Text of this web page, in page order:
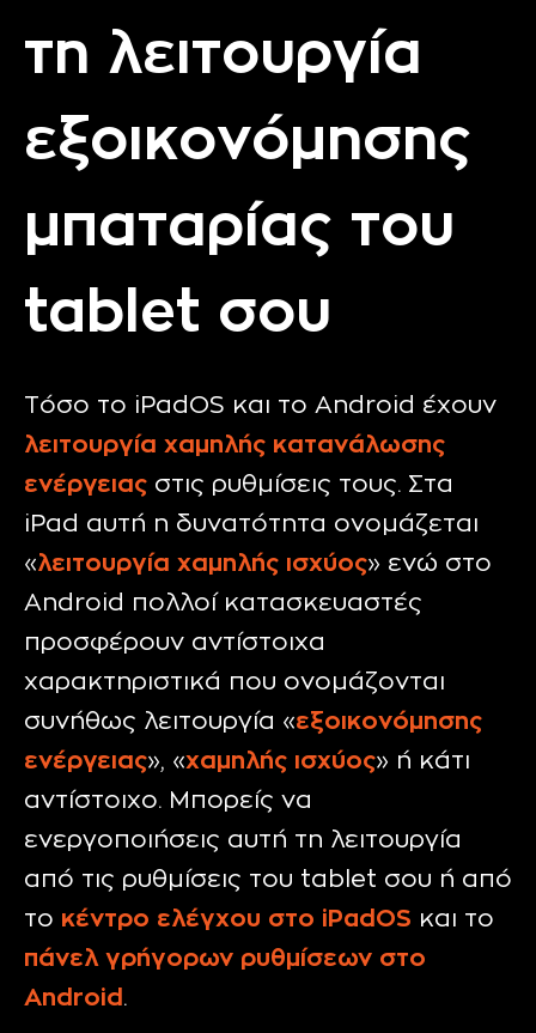
τη λειτουργία
εξοικονόμησης
μπαταρίας του
tablet σου
Τόσο το iPadOS και το Android έχουν
λειτουργία χαμηλής κατανάλωσης
ενέργειαςστις ρυθμίσεις τους. Στα
iPad αυτή η δυνατότητα ονομάζεται
«λειτουργία χαμηλής ισχύος» ενώ στο
Android πολλοί κατασκευαστές
προσφέρουν αντίστοιχα
χαρακτηριστικά που ονομάζονται
συνήθως λειτουργία «εξοικονόμησης
ενέργειας», «χαμηλής ισχύος» ή κάτι
αντίστοιχο. Μπορείς να
ενεργοποιήσεις αυτή τη λειτουργία
από τις ρυθμίσεις του tablet σου ή από
το κέντρο ελέγχου στο iPadOS και το
πάνελ γρήγορων ρυθμίσεων στο
Android .